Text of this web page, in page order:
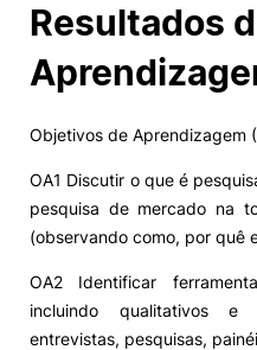
Resultados
Objetivos de Aprendizagem
OA1 Discutir o que é
pesquisa de mercado na
(observando como, por quê
OA2 Identificar
incluindo qualitativos e
entrevistas, pesquisas,